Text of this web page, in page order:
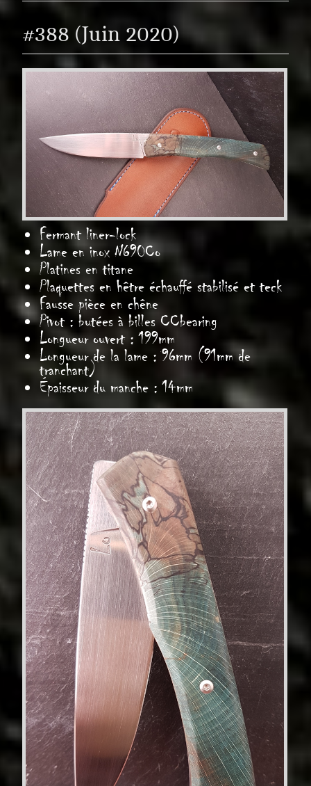
#388 (Juin 2020)
Fermant liner-lock
Lame en inox N690Co
Platines en titane
Plaquettes en hêtre échauffé stabilisé et teck
Fausse pièce en chêne
Pivot : butées à billes CCbearing
Longueur ouvert : 199mm
Longueur de la lame : 96mm (91mm de
tranchant)
Épaisseur du manche : 14mm